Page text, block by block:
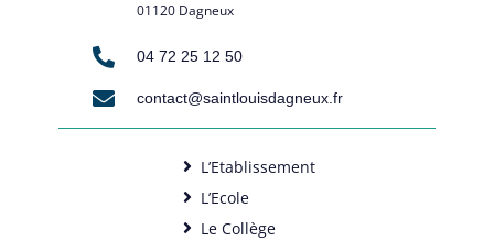
01120 Dagneux
04 72 25 12 50
contact@saintlouisdagneux.fr
L’Etablissement
L’Ecole
Le Collège